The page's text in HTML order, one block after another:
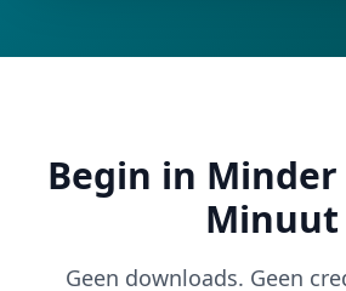
Begin in Minder
Minuut
Geen downloads. Geen